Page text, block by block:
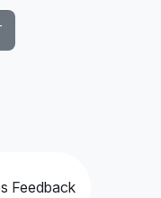
Feedback